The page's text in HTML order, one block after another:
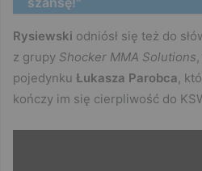
Rysiewski odniósł się też do
z grupy Shocker MMA Solutions
pojedynku Łukasza Parobca,
kończy im się cierpliwość do